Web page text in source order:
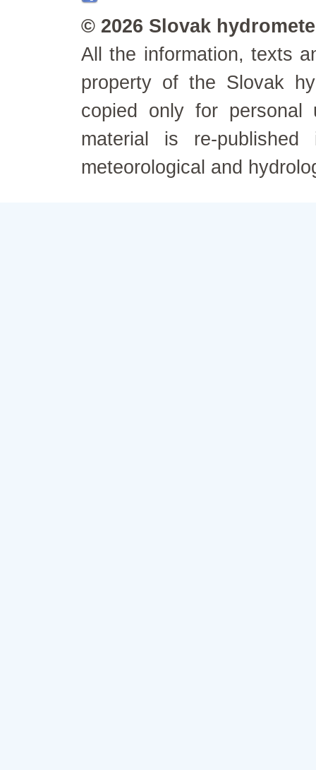
© 2026 Slovak
All the information, texts
property of the Slovak
copied only for personal
material is re-
meteorological and